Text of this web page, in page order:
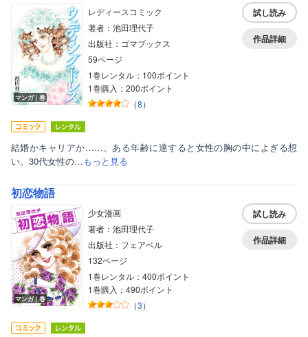
マンガ｜巻
レディースコミック
著者：池田理代子
出版社：ゴマブックス
59ページ
1巻レンタル：100ポイント
1巻購入：200ポイント
（8）
試し読み
作品詳細
結婚かキャリアか……、ある年齢に達すると女性の胸の中によぎる想
い。30代女性の…もっと見る
初恋物語
マンガ｜巻
少女漫画
著者：池田理代子
出版社：フェアベル
132ページ
1巻レンタル：400ポイント
1巻購入：490ポイント
（3）
試し読み
作品詳細
ボーイズラブ